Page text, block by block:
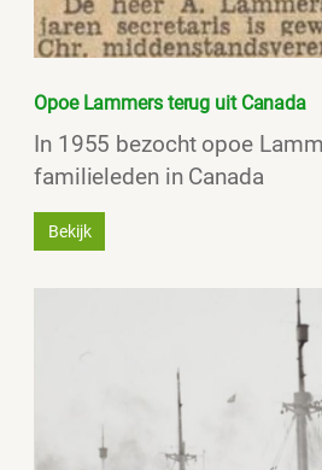
Opoe Lammers terug uit Canada
In 1955 bezocht opoe
familieleden in Canada
Bekijk